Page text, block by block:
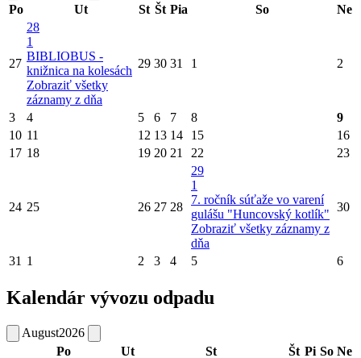
Po
Ut St Št Pia So Ne
27
28
1
BIBLIOBUS -
knižnica na kolesách
Zobraziť všetky
záznamy z dňa
29 30 31 1 2
3 4 5 6 7 8
9
10 11 12 13 14 15
16
17 18 19 20 21 22 23
24 25 26 27 28
29
1
7. ročník súťaže vo varení
gulášu "Huncovský kotlík"
Zobraziť všetky záznamy z
dňa
30
31 1 2 3 4 5 6
Kalendár vývozu odpadu
August2026
Po
Ut St Št Pi So Ne